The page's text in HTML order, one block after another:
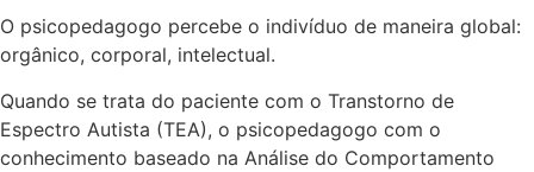
O psicopedagogo percebe o indivíduo de maneira global:
orgânico, corporal, intelectual.
Quando se trata do paciente com o Transtorno de
Espectro Autista (TEA), o psicopedagogo com o
conhecimento baseado na Análise do Comportamento